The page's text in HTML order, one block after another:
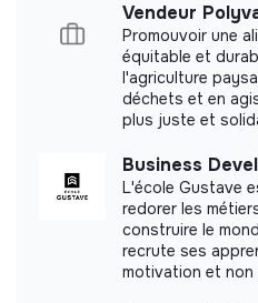
Carried out an internal
Labels and
Referenced by
Member of the
France.
Vendeur
Promouvoir une
équitable et
l'agriculture
déchets et en
plus juste et
Business
L'école Gustave
redorer les
construire le
recrute ses
motivation et non